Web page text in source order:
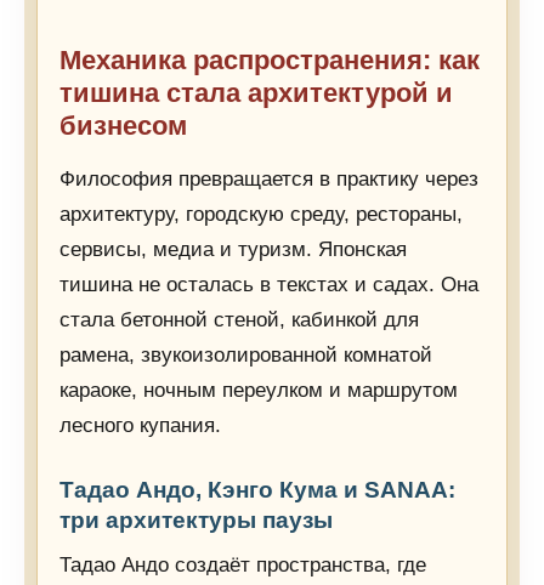
Механика распространения: как
тишина стала архитектурой и
бизнесом
Философия превращается в практику через
архитектуру, городскую среду, рестораны,
сервисы, медиа и туризм. Японская
тишина не осталась в текстах и садах. Она
стала бетонной стеной, кабинкой для
рамена, звукоизолированной комнатой
караоке, ночным переулком и маршрутом
лесного купания.
Тадао Андо, Кэнго Кума и SANAA:
три архитектуры паузы
Тадао Андо создаёт пространства, где